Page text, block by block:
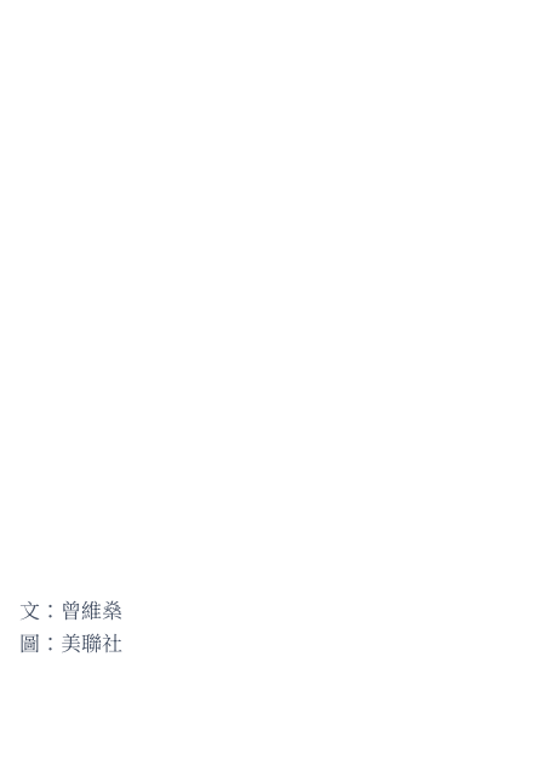
文：曾維燊
圖：美聯社